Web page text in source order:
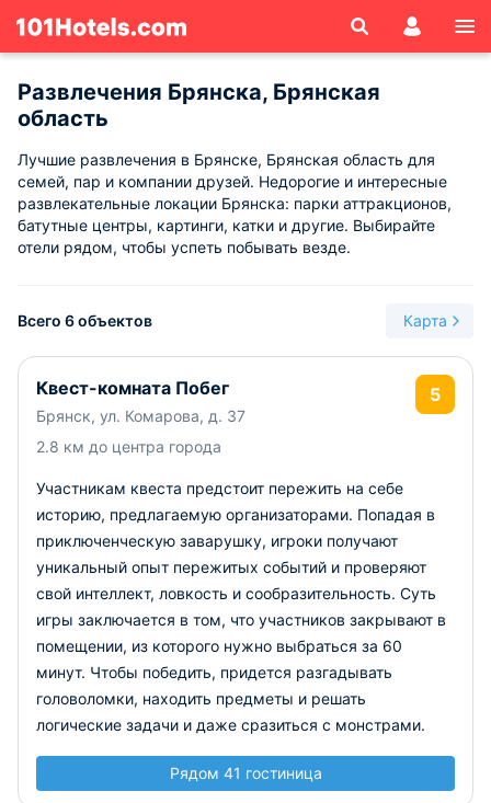
Развлечения Брянска, Брянская
область
Лучшие развлечения в Брянске, Брянская область для
семей, пар и компании друзей. Недорогие и интересные
развлекательные локации Брянска: парки аттракционов,
батутные центры, картинги, катки и другие. Выбирайте
отели рядом, чтобы успеть побывать везде.
Всего 6 объектов Карта
Квест-комната Побег
Брянск, ул. Комарова, д. 37
2.8 км до центра города
5
Участникам квеста предстоит пережить на себе
историю, предлагаемую организаторами. Попадая в
приключенческую заварушку, игроки получают
уникальный опыт пережитых событий и проверяют
свой интеллект, ловкость и сообразительность. Суть
игры заключается в том, что участников закрывают в
помещении, из которого нужно выбраться за 60
минут. Чтобы победить, придется разгадывать
головоломки, находить предметы и решать
логические задачи и даже сразиться с монстрами.
Рядом 41 гостиница